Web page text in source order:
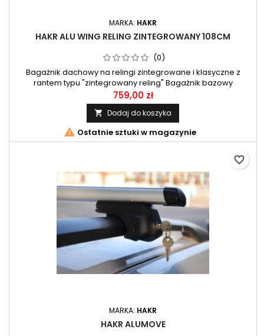
MARKA: HAKR
HAKR ALU WING RELING ZINTEGROWANY 108CM
(0)
Bagażnik dachowy na relingi zintegrowane i klasyczne z
rantem typu "zintegrowany reling" Bagażnik bazowy
czeskiego producenta HAKR, sprawdzona jakość na naszym
rynku. Bardzo dobra jakość materiałów oraz pewne i stabilne
mocowanie do reling.
759,00 zł
 Dodaj do koszyka
 Ostatnie sztuki w magazynie
MARKA: HAKR
HAKR ALUMOVE
favorite_border